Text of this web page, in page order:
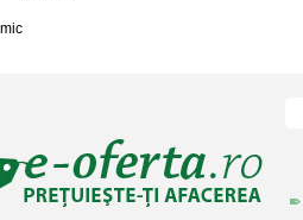
mic